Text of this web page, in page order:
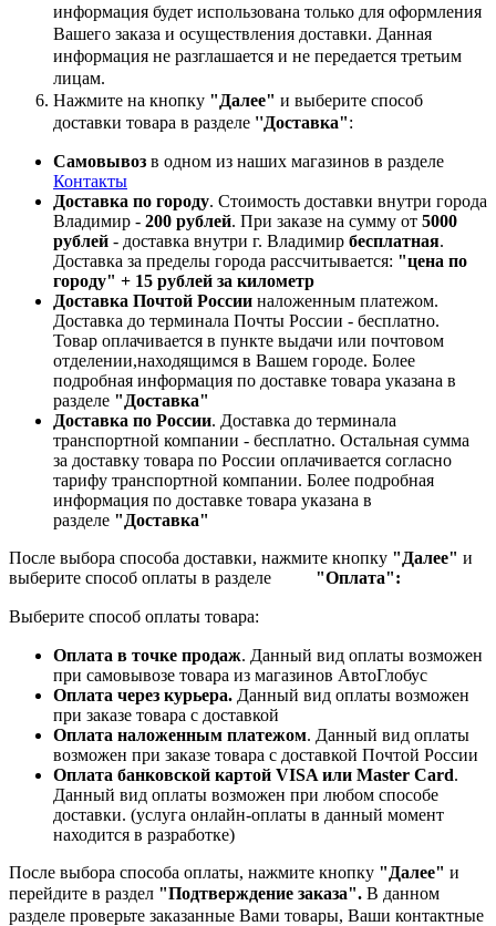
информация будет использована только для оформления
Вашего заказа и осуществления доставки. Данная
информация не разглашается и не передается третьим
лицам.
Нажмите на кнопку "Далее" и выберите способ
доставки товара в разделе ''Доставка":
Самовывоз в одном из наших магазинов в разделе
Контакты
Доставка по городу. Стоимость доставки внутри города
Владимир - 200 рублей. При заказе на сумму от 5000
рублей - доставка внутри г. Владимир бесплатная.
Доставка за пределы города рассчитывается: "цена по
городу" + 15 рублей за километр
Доставка Почтой России наложенным платежом.
Доставка до терминала Почты России - бесплатно.
Товар оплачивается в пункте выдачи или почтовом
отделении,находящимся в Вашем городе. Более
подробная информация по доставке товара указана в
разделе "Доставка"
Доставка по России. Доставка до терминала
транспортной компании - бесплатно. Остальная сумма
за доставку товара по России оплачивается согласно
тарифу транспортной компании. Более подробная
информация по доставке товара указана в
разделе "Доставка"
После выбора способа доставки, нажмите кнопку "Далее" и
выберите способ оплаты в разделе "Оплата":
Выберите способ оплаты товара:
Оплата в точке продаж. Данный вид оплаты возможен
при самовывозе товара из магазинов АвтоГлобус
Оплата через курьера. Данный вид оплаты возможен
при заказе товара с доставкой
Оплата наложенным платежом. Данный вид оплаты
возможен при заказе товара с доставкой Почтой России
Оплата банковской картой VISA или Master Card.
Данный вид оплаты возможен при любом способе
доставки. (услуга онлайн-оплаты в данный момент
находится в разработке)
После выбора способа оплаты, нажмите кнопку "Далее" и
перейдите в раздел "Подтверждение заказа". В данном
разделе проверьте заказанные Вами товары, Ваши контактные